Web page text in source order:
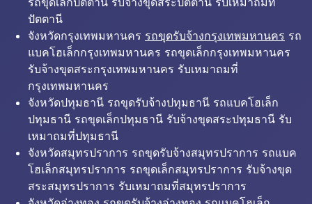
ปัตตานี
จังหวัดกรุงเทพมหานคร รถขุดรับจ้างกรุงเทพมหานคร รถ
แบคโฮเล็กกรุงเทพมหานคร รถขุดเล็กกรุงเทพมหานคร
รับจ้างขุดสระกรุงเทพมหานคร รับเหมาถมที่
กรุงเทพมหานคร
จังหวัดปทุมธานี รถขุดรับจ้างปทุมธานี รถแบคโฮเล็ก
ปทุมธานี รถขุดเล็กปทุมธานี รับจ้างขุดสระปทุมธานี รับ
เหมาถมที่ปทุมธานี
จังหวัดสมุทรปราการ รถขุดรับจ้างสมุทรปราการ รถแบค
โฮเล็กสมุทรปราการ รถขุดเล็กสมุทรปราการ รับจ้างขุด
สระสมุทรปราการ รับเหมาถมที่สมุทรปราการ